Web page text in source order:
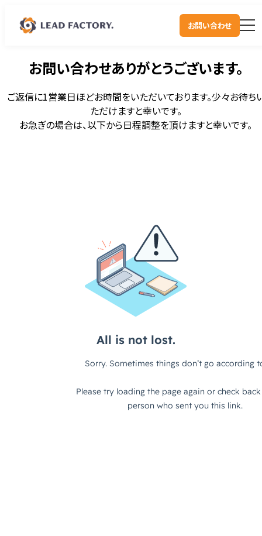
お問い合わせ
お問い合わせありがとうございます。
ご返信に1営業日ほどお時間をいただいております。少々お待ち
ただけますと幸いです。
お急ぎの場合は、以下から日程調整を頂けますと幸いです。